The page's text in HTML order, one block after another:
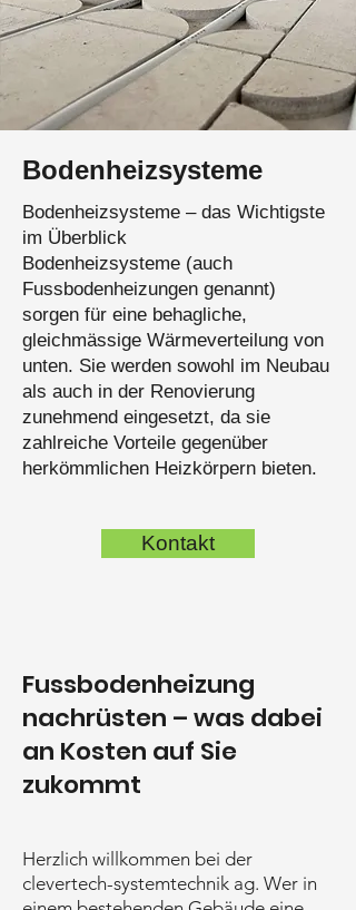
Bodenheizsysteme
Bodenheizsysteme – das Wichtigste
im Überblick
Bodenheizsysteme (auch
Fussbodenheizungen genannt)
sorgen für eine behagliche,
gleichmässige Wärmeverteilung von
unten. Sie werden sowohl im Neubau
als auch in der Renovierung
zunehmend eingesetzt, da sie
zahlreiche Vorteile gegenüber
herkömmlichen Heizkörpern bieten.
Kontakt
Fussbodenheizung
nachrüsten – was dabei
an Kosten auf Sie
zukommt
Herzlich willkommen bei der
clevertech-systemtechnik ag. Wer in